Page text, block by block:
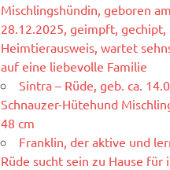
Mischlingshündin, geboren am
28.12.2025, geimpft, gechipt,
Heimtierausweis, wartet
auf eine liebevolle Familie
Sintra – Rüde, geb. ca.
Schnauzer-Hütehund
48 cm
Franklin, der aktive und
Rüde sucht sein zu Hause für